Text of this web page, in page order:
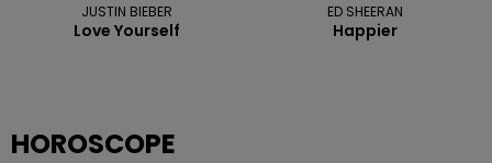
JUSTIN BIEBER
Love Yourself
ED SHEERAN
Happier
HOROSCOPE